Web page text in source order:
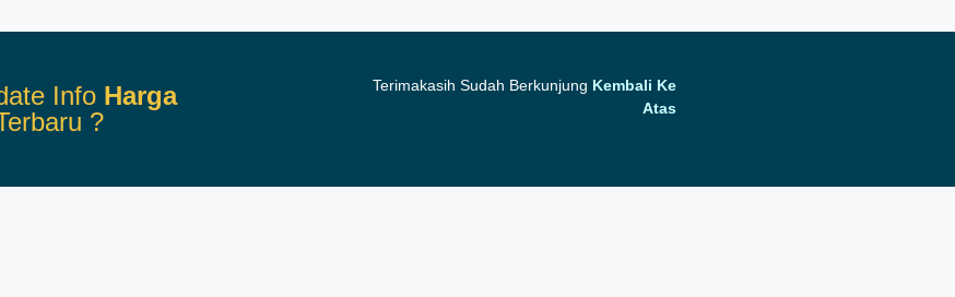
Info Harga
?
Terimakasih Sudah Berkunjung Kembali Ke
Atas